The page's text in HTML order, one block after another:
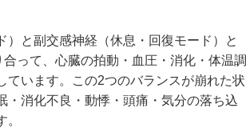
と副交感神経（休息・回復モード）と
って、心臓の拍動・血圧・消化・体温調
います。この2つのバランスが崩れた状
・消化不良・動悸・頭痛・気分の落ち込